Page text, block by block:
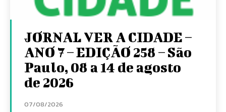
JORNAL VER A CIDADE –
ANO 7 – EDIÇÃO 258 – São
Paulo, 08 a 14 de agosto
de 2026
07/08/2026